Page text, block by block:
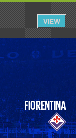
VIEW
FIORENTINA